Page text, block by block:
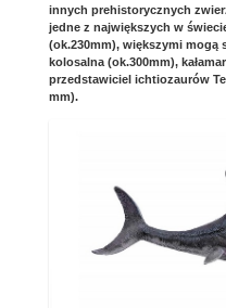
innych prehistorycznych
jedne z największych w
(ok.230mm), większymi mogą
kolosalna (ok.300mm),
przedstawiciel ichtiozaurów
mm).